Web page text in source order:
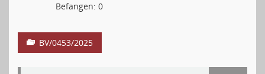
Befangen: 0
BV/0453/2025